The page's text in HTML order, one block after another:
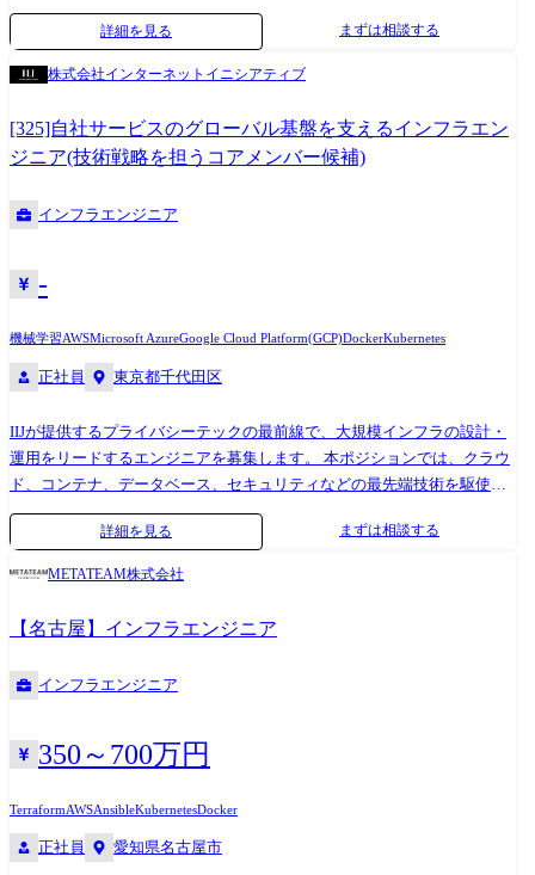
用)、Microsoft365やBOX等の他社クラウドサービスを組み合わせていま
す。 内部・外部の勉強会や研修参加の機会も豊富にあり、スキルアップ
が望める環境です。 1. ネットワークエンジニア ・社内ネットワーク、グ
ループ会社との共有ネットワーク、基幹業務システムネットワーク、海
外拠点とのネットワーク等の設計・構築・運用を担当して頂きます。 ・
東京本社と共同での仕事となります。 -ネットワーク要件に沿った機器選
定・検証・設計 -物理設置・設定投入・運用 【将来的にお任せしたい内
をお任せします。 2. サーバエンジニア ・プロジェクトメンバとして
仮想基盤構築・運用を担当して頂きます。 ・東京本社と共同での仕事と
なります。 -Windows、Linux、VMwareのサーバ設計・構築・運用 -
【将来的にお任せしたい内容】 ・プロジェクトリーダとして上流工程、
した場合、実施する業務全般を変更する可能性あり
詳細を見る まずは相談する
株式会社インターネットイニシアティブ
[325]自社サービスのグローバル基盤を支えるインフラエン
ジニア(技術戦略を担うコアメンバー候補)
インフラエンジニア
-
機械学習AWSMicrosoft AzureGoogle Cloud Platform(GCP)DockerKubernetes
正社員 東京都千代田区
IIJが提供するプライバシーテックの最前線で、大規模インフラの設計・
運用をリードするエンジニアを募集します。 本ポジションでは、クラウ
ド、コンテナ、データベース、セキュリティなどの最先端技術を駆使
し、スケーラブルかつ高可用性のあるサービス基盤を構築していただき
ます。 また、アプリケーションチームと密に連携し、システムの設計段
今後の拡張として海外向けサービス基盤の構築や、AI技術を活用した新
たなインフラ設計も視野に入れています。 長期的に技術の最前線で活躍
できる環境です。 具体的な業務内容 ※記載内容はチーム全体での業務領
域です。 技術領域が多岐に渡るので専門性や希望を考慮し主担当領域を
性を考慮したクラウド&オンプレ環境の設計・構築 ・仮想基盤/コンテ
ナ/Kubernetes環境の最適化、オーケストレーションの強化 ・マルチクラ
多いシステム向けのDB設計・パフォーマンスチューニング ・スケーラビ
詳細を見る まずは相談する
METATEAM株式会社
【名古屋】インフラエンジニア
インフラエンジニア
350～700万円
TerraformAWSAnsibleKubernetesDocker
正社員 愛知県名古屋市